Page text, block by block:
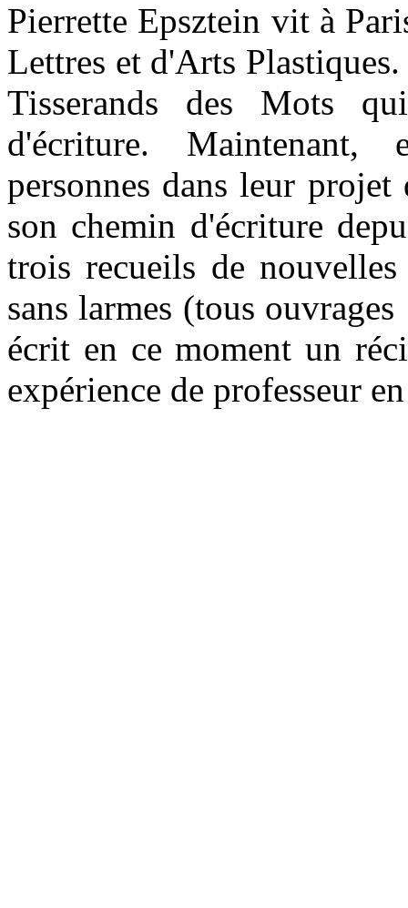
Pierrette Epsztein vit à
Lettres et d'Arts
Tisserands des Mots
d'écriture. Maintenant,
personnes dans leur
son chemin d'écriture
trois recueils de
sans larmes (tous
écrit en ce moment un
expérience de professeur